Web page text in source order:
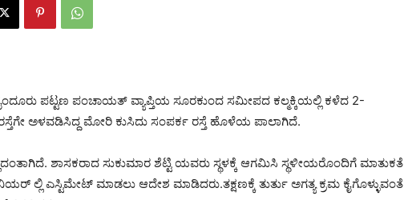
ಪಟ್ಟಣ ಪಂಚಾಯತ್ ವ್ಯಾಪ್ತಿಯ ಸೂರಕುಂದ ಸಮೀಪದ ಕಲ್ಮಕ್ಕಿಯಲ್ಲಿ ಕಳೆದ 2-
ಅಳವಡಿಸಿದ್ದ ಮೋರಿ ಕುಸಿದು ಸಂಪರ್ಕ ರಸ್ತೆ ಹೊಳೆಯ ಪಾಲಾಗಿದೆ.
ಶಾಸಕರಾದ ಸುಕುಮಾರ ಶೆಟ್ಟಿ ಯವರು ಸ್ಥಳಕ್ಕೆ ಆಗಮಿಸಿ ಸ್ಥಳೀಯರೊಂದಿಗೆ ಮಾತುಕತೆ
ಎಸ್ಟಿಮೇಟ್ ಮಾಡಲು ಆದೇಶ ಮಾಡಿದರು.ತಕ್ಷಣಕ್ಕೆ ತುರ್ತು ಅಗತ್ಯ ಕ್ರಮ ಕೈಗೊಳ್ಳುವಂತೆ